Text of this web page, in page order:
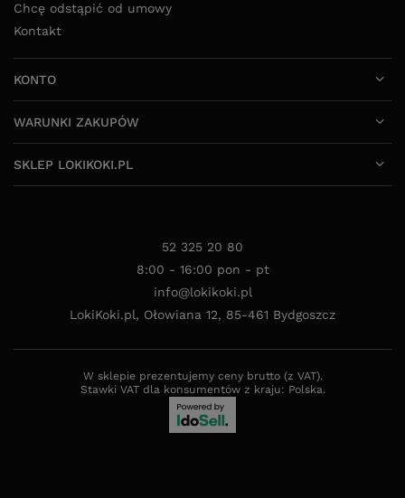
Chcę odstąpić od umowy
Kontakt
KONTO
WARUNKI ZAKUPÓW
SKLEP LOKIKOKI.PL
52 325 20 80
8:00 - 16:00 pon - pt
info@lokikoki.pl
LokiKoki.pl, Ołowiana 12, 85-461 Bydgoszcz
W sklepie prezentujemy ceny brutto (z VAT).
Stawki VAT dla konsumentów z kraju: Polska.